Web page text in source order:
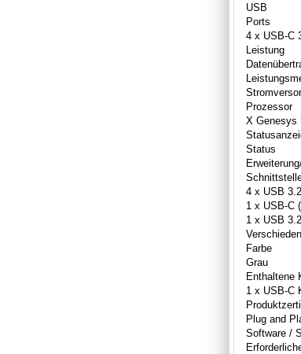
USB
Ports
4 x USB-C
Leistung
Prozessor
X Genesys
Status
4 x USB
1 x USB-C
1 x USB
Farbe
Grau
Enthaltene
1 x USB-C
Plug and
Software /